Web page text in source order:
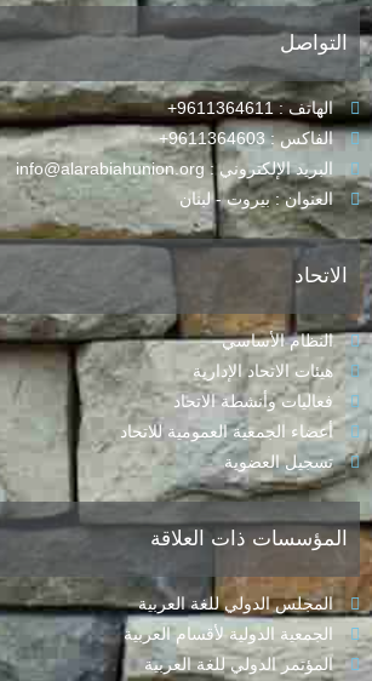
التواصل
الهاتف : 9611364611+
الفاكس : 9611364603+
البريد الإلكتروني : info@alarabiahunion.org
العنوان : بيروت - لبنان
الاتحاد
النظام الأساسي
هيئات الاتحاد الإدارية
فعاليات وأنشطة الاتحاد
أعضاء الجمعية العمومية للاتحاد
تسجيل العضوية
المؤسسات ذات العلاقة
المجلس الدولي للغة العربية
الجمعية الدولية لأقسام العربية
المؤتمر الدولي للغة العربية